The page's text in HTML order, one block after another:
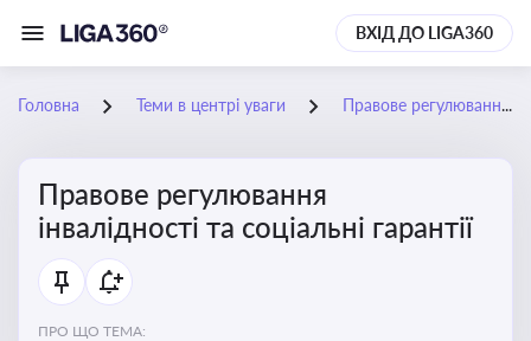
ВХІД ДО LIGA360
Головна Теми в центрі уваги Правове регулювання інвалідності та соціальні гарантії
Правове регулювання
інвалідності та соціальні гарантії
ПРО ЩО ТЕМА: